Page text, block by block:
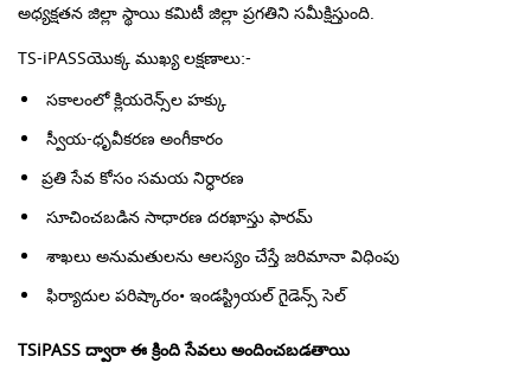
అధ్యక్షతన జిల్లా స్థాయి కమిటీ జిల్లా ప్రగతిని సమీక్షిస్తుంది.
TS-iPASSయొక్క ముఖ్య లక్షణాలు:-
సకాలంలో క్లియరెన్స్‌ల హక్కు
స్వీయ-ధృవీకరణ అంగీకారం
ప్రతి సేవ కోసం సమయ నిర్ధారణ
సూచించబడిన సాధారణ దరఖాస్తు ఫారమ్
శాఖలు అనుమతులను ఆలస్యం చేస్తే జరిమానా విధింపు
ఫిర్యాదుల పరిష్కారం• ఇండస్ట్రియల్ గైడెన్స్ సెల్
TSiPASSద్వారాఈ క్రింది సేవలు అందించబడతాయి